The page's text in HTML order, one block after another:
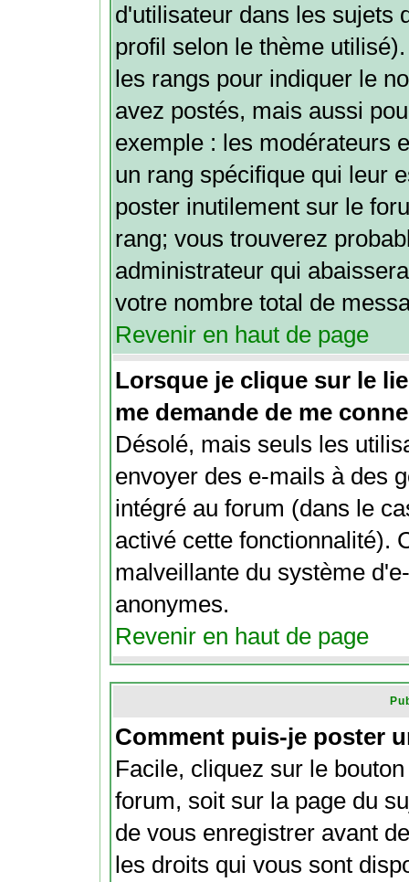
d'utilisateur dans les sujets
profil selon le thème
les rangs pour indiquer le
avez postés, mais aussi
exemple : les modérateurs
un rang spécifique qui leur
poster inutilement sur le
rang; vous trouverez
administrateur qui
votre nombre total de
Revenir en haut de page
Lorsque je clique sur le
me demande de me
Désolé, mais seuls les
envoyer des e-mails à des
intégré au forum (dans le
activé cette fonctionnalité).
malveillante du système
anonymes.
Revenir en haut de page
Comment puis-je poster
Facile, cliquez sur le
forum, soit sur la page du
de vous enregistrer avant
les droits qui vous sont